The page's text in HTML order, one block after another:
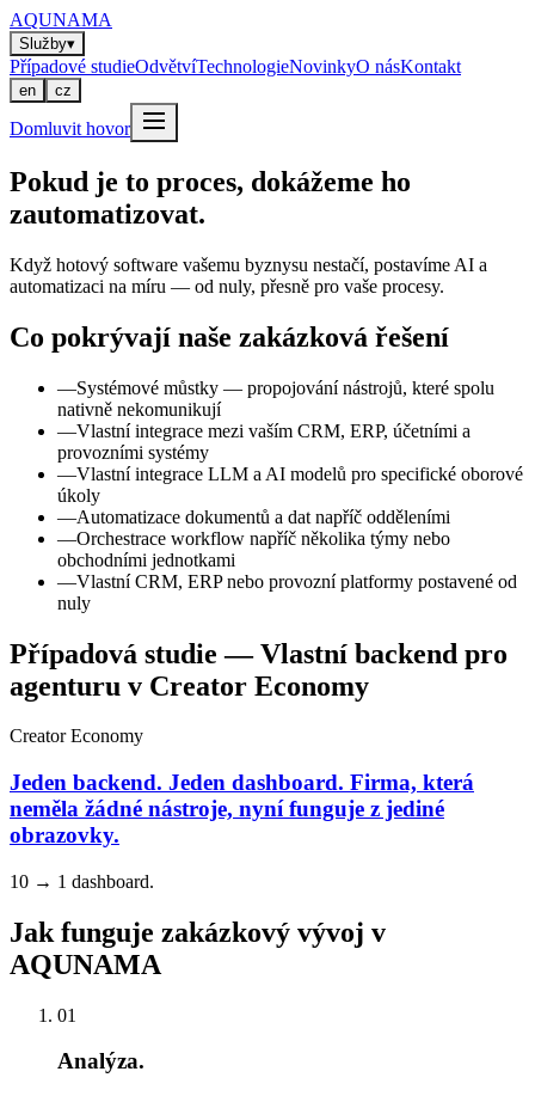
AQUNAMA
Služby▾
Případové studieOdvětvíTechnologieNovinkyO násKontakt
en cz
Domluvit hovor
Pokud je to proces, dokážeme ho
zautomatizovat.
Když hotový software vašemu byznysu nestačí, postavíme AI a
automatizaci na míru — od nuly, přesně pro vaše procesy.
Co pokrývají naše zakázková řešení
—Systémové můstky — propojování nástrojů, které spolu
nativně nekomunikují
—Vlastní integrace mezi vaším CRM, ERP, účetními a
provozními systémy
—Vlastní integrace LLM a AI modelů pro specifické oborové
úkoly
—Automatizace dokumentů a dat napříč odděleními
—Orchestrace workflow napříč několika týmy nebo
obchodními jednotkami
—Vlastní CRM, ERP nebo provozní platformy postavené od
nuly
Případová studie — Vlastní backend pro
agenturu v Creator Economy
Creator Economy
Jeden backend. Jeden dashboard. Firma, která
neměla žádné nástroje, nyní funguje z jediné
obrazovky.
10 → 1 dashboard.
Jak funguje zakázkový vývoj v
AQUNAMA
01
Analýza.